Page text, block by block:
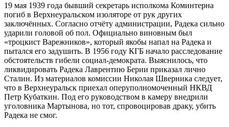
19 мая 1939 года бывший секретарь исполкома Коминтерна
погиб в Верхнеуральском изоляторе от рук других
заключённых. Согласно отчёту администрации, Радека сильно
ударили головой об пол. Официально виновным был
«троцкист Варежников», который якобы напал на Радека и
пытался его задушить. В 1956 году КГБ начало расследование
обстоятельств гибели социал-демократа. Выяснилось, что
ликвидировать Радека Лаврентию Берии приказал лично
Сталин. Из материалов комиссии Николая Шверника следует,
что в Верхнеуральск приехал оперуполномоченный НКВД
Петр Кубаткин. Под его руководством в камеру внедрили
уголовника Мартынова, но тот, спровоцировав драку, убить
Радека не смог.